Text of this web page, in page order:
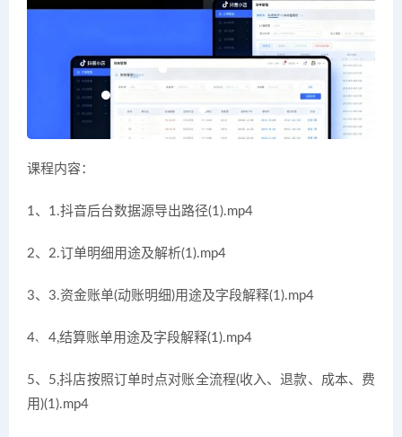
课程内容：
1、1.抖音后台数据源导出路径(1).mp4
2、2.订单明细用途及解析(1).mp4
3、3.资金账单(动账明细)用途及字段解释(1).mp4
4、4,结算账单用途及字段解释(1).mp4
5、5,抖店按照订单时点对账全流程(收入、退款、成本、费
用)(1).mp4